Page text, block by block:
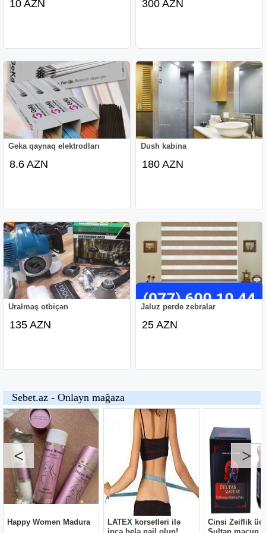
10 AZN 300 AZN
Geka qaynaq elektrodları
8.6 AZN
Dush kabina
180 AZN
Uralmaş otbiçən
135 AZN
Jaluz perde zebralar
25 AZN